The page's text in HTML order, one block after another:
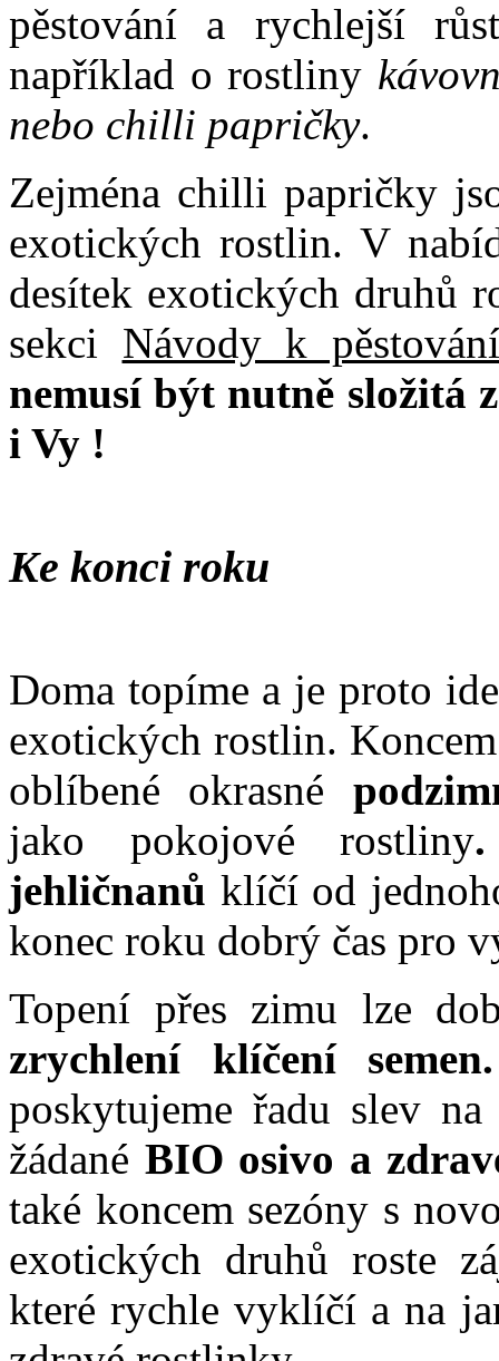
pěstování a rychlejší
například o rostliny
nebo chilli papričky.
Zejména chilli papričky
exotických rostlin. V
desítek exotických druhů
sekci Návody k
nemusí být nutně složitá
i Vy !
Ke konci roku
Doma topíme a je proto
exotických rostlin.
oblíbené okrasné
jako pokojové rostliny
jehličnanů klíčí od
konec roku dobrý čas pro
Topení přes zimu lze
zrychlení klíčení semen.
poskytujeme řadu slev
žádané BIO osivo a
také koncem sezóny s
exotických druhů roste
které rychle vyklíčí a na